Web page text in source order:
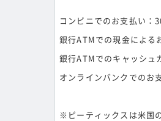
コンビニでのお支払い：
銀行ATMでの現金による
銀行ATMでのキャッシュ
オンラインバンクでのお
※ピーティックスは米国